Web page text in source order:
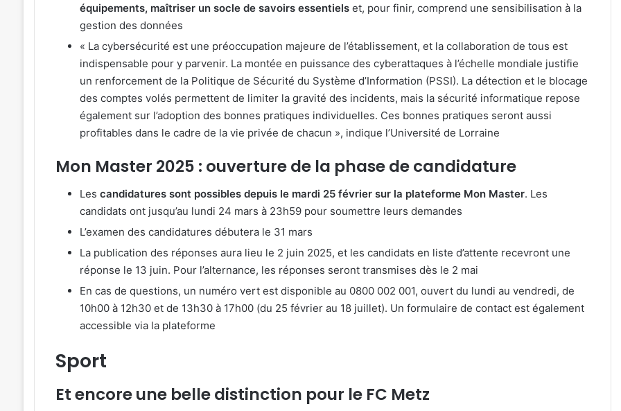
équipements, maîtriser un socle de savoirs essentielset, pour finir, comprend une sensibilisation à la
gestion des données
« La cybersécurité est une préoccupation majeure de l’établissement, et la collaboration de tous est
indispensable pour y parvenir. La montée en puissance des cyberattaques à l’échelle mondiale justifie
un renforcement de la Politique de Sécurité du Système d’Information (PSSI). La détection et le blocage
des comptes volés permettent de limiter la gravité des incidents, mais la sécurité informatique repose
également sur l’adoption des bonnes pratiques individuelles. Ces bonnes pratiques seront aussi
profitables dans le cadre de la vie privée de chacun », indique l’Université de Lorraine
Mon Master 2025 : ouverture de la phase de candidature
Les candidatures sont possibles depuis le mardi 25 février sur la plateforme Mon Master. Les
candidats ont jusqu’au lundi 24 mars à 23h59 pour soumettre leurs demandes
L’examen des candidatures débutera le 31 mars
La publication des réponses aura lieu le 2 juin 2025, et les candidats en liste d’attente recevront une
réponse le 13 juin. Pour l’alternance, les réponses seront transmises dès le 2 mai
En cas de questions, un numéro vert est disponible au 0800 002 001, ouvert du lundi au vendredi, de
10h00 à 12h30 et de 13h30 à 17h00 (du 25 février au 18 juillet). Un formulaire de contact est également
accessible via la plateforme
Sport
Et encore une belle distinction pour le FC Metz